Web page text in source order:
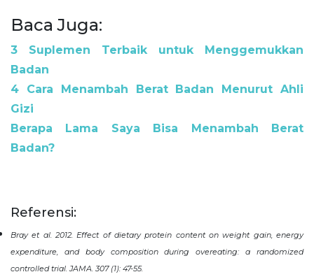
Baca Juga:
3 Suplemen Terbaik untuk Menggemukkan
Badan
4 Cara Menambah Berat Badan Menurut Ahli
Gizi
Berapa Lama Saya Bisa Menambah Berat
Badan?
Referensi:
Bray et al. 2012. Effect of dietary protein content on weight gain, energy
expenditure, and body composition during overeating: a randomized
controlled trial. JAMA. 307 (1): 47-55.